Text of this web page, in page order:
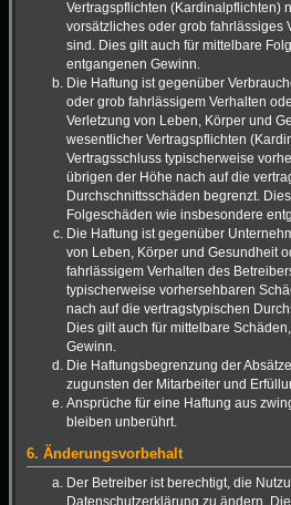
Vertragspflichten (Kardinalpflichten)
vorsätzliches oder grob fahrlässiges
sind. Dies gilt auch für mittelbare
entgangenen Gewinn.
Die Haftung ist gegenüber
oder grob fahrlässigem Verhalten
Verletzung von Leben, Körper und
wesentlicher Vertragspflichten
Vertragsschluss typischerweise
übrigen der Höhe nach auf die
Durchschnittsschäden begrenzt.
Folgeschäden wie insbesondere
Die Haftung ist gegenüber
von Leben, Körper und Gesundheit
fahrlässigem Verhalten des
typischerweise vorhersehbaren
nach auf die vertragstypischen
Dies gilt auch für mittelbare
Gewinn.
Die Haftungsbegrenzung der
zugunsten der Mitarbeiter und
Ansprüche für eine Haftung aus
bleiben unberührt.
6. Änderungsvorbehalt
Der Betreiber ist berechtigt, die
Datenschutzerklärung zu ändern.